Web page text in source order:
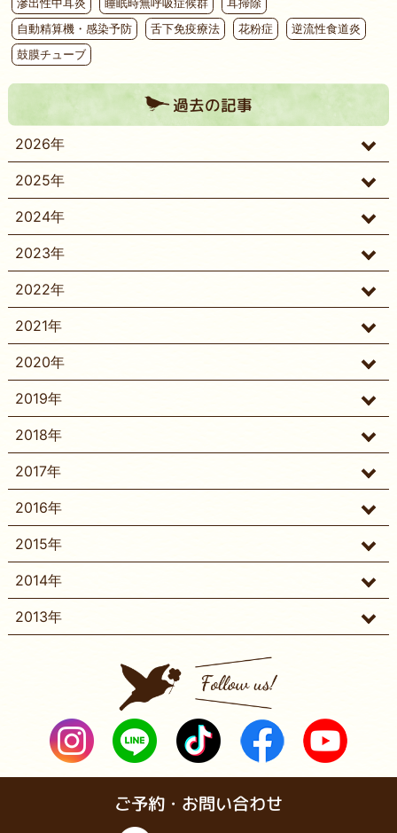
滲出性中耳炎 睡眠時無呼吸症候群
耳掃除
自動精算機・感染予防
舌下免疫療法 花粉症
逆流性食道炎
鼓膜チューブ
過去の記事
2026年
2025年
2024年
2023年
2022年
2021年
2020年
2019年
2018年
2017年
2016年
2015年
2014年
2013年
ご予約・お問い合わせ